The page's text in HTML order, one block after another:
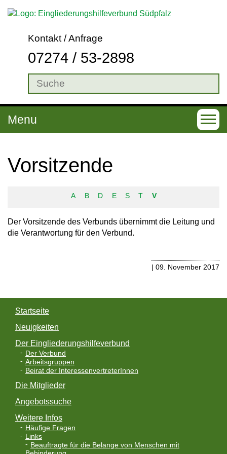
Kontakt / Anfrage
07274 / 53-2898
T
o
e
n
v
Menu
Vorsitzende
A B D E S T V
Der Vorsitzende des Verbunds übernimmt die Leitung und
die Verantwortung für den Verbund.
| 09. November 2017
Startseite
Neuigkeiten
Der Eingliederungshilfeverbund
Der Verbund
Arbeitsgruppen
Beirat der InteressenvertreterInnen
Die Mitglieder
Angebotssuche
Weitere Infos
Häufige Fragen
Links
Beauftragte für die Belange von Menschen mit